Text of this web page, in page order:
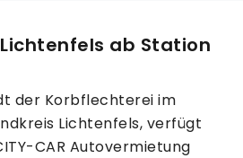
ab Station
der Korbflechterei im
Lichtenfels, verfügt
CAR Autovermietung